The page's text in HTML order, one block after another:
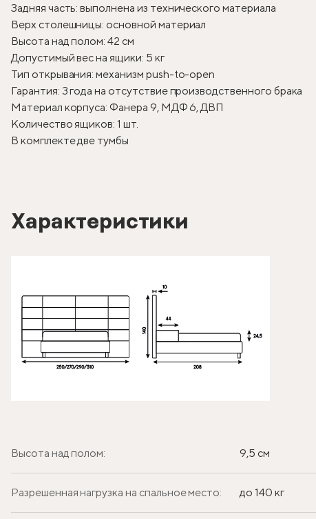
Задняя часть: выполнена из технического материала
Верх столешницы: основной материал
Высота над полом: 42 см
Допустимый вес на ящики: 5 кг
Тип открывания: механизм push-to-open
Гарантия: 3 года на отсутствие производственного брака
Материал корпуса: Фанера 9, МДФ 6, ДВП
Количество ящиков: 1 шт.
В комплекте две тумбы
Характеристики
Высота над полом: 9,5 см
Разрешенная нагрузка на спальное место: до 140 кг